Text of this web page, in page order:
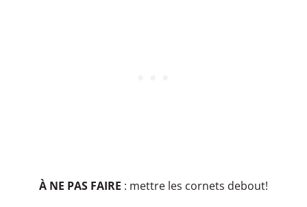
À NE PAS FAIRE : mettre les cornets debout!